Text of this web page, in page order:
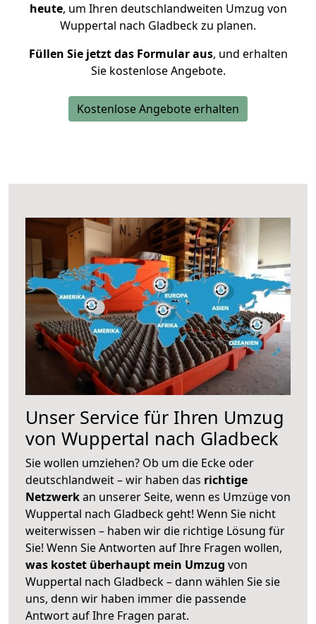
heute, um Ihren deutschlandweiten Umzug von
Wuppertal nach Gladbeck zu planen.
Füllen Sie jetzt das Formular aus, und erhalten
Sie kostenlose Angebote.
Kostenlose Angebote erhalten
Unser Service für Ihren Umzug
von Wuppertal nach Gladbeck
Sie wollen umziehen? Ob um die Ecke oder
deutschlandweit – wir haben das richtige
Netzwerkan unserer Seite, wenn es Umzüge von
Wuppertal nach Gladbeck geht! Wenn Sie nicht
weiterwissen – haben wir die richtige Lösung für
Sie! Wenn Sie Antworten auf Ihre Fragen wollen,
was kostet überhaupt mein Umzug von
Wuppertal nach Gladbeck – dann wählen Sie sie
uns, denn wir haben immer die passende
Antwort auf Ihre Fragen parat.